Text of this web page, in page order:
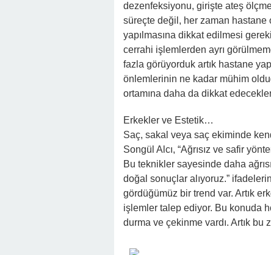
dezenfeksiyonu, girişte ateş
süreçte değil, her zaman hastane
yapılmasına dikkat edilmesi
cerrahi işlemlerden ayrı
fazla görüyorduk artık hastane
önlemlerinin ne kadar mühim
ortamına daha da dikkat
Erkekler ve Estetik…
Saç, sakal veya saç ekiminde
Songül Alcı, “Ağrısız ve safir
Bu teknikler sayesinde daha
doğal sonuçlar alıyoruz.”
gördüğümüz bir trend var. Artık
işlemler talep ediyor. Bu konuda
durma ve çekinme vardı. Artık bu